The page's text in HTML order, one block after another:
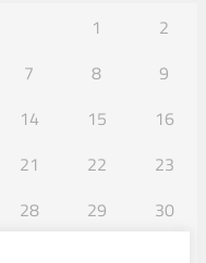
1
2
7 8
9
14 15
16
21 22
23
28 29
30